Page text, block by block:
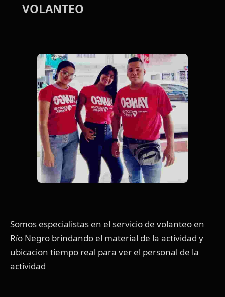
VOLANTEO
Somos especialistas en el servicio de volanteo en
Río Negro brindando el material de la actividad y
ubicacion tiempo real para ver el personal de la
actividad